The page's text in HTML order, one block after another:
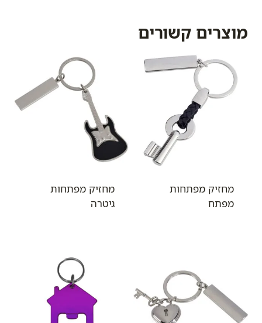
מוצרים קשורים
מחזיק מפתחות
מפתח
מחזיק מפתחות
גיטרה